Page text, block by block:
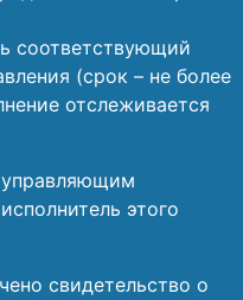
соответствующий
(срок – не более
отслеживается
управляющим
этого
свидетельство о